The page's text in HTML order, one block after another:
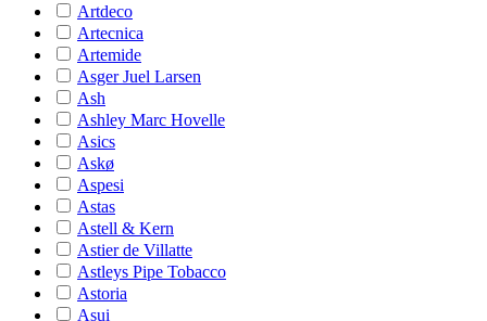
Artdeco
Artecnica
Artemide
Asger Juel Larsen
Ash
Ashley Marc Hovelle
Asics
Askø
Aspesi
Astas
Astell & Kern
Astier de Villatte
Astleys Pipe Tobacco
Astoria
Asui